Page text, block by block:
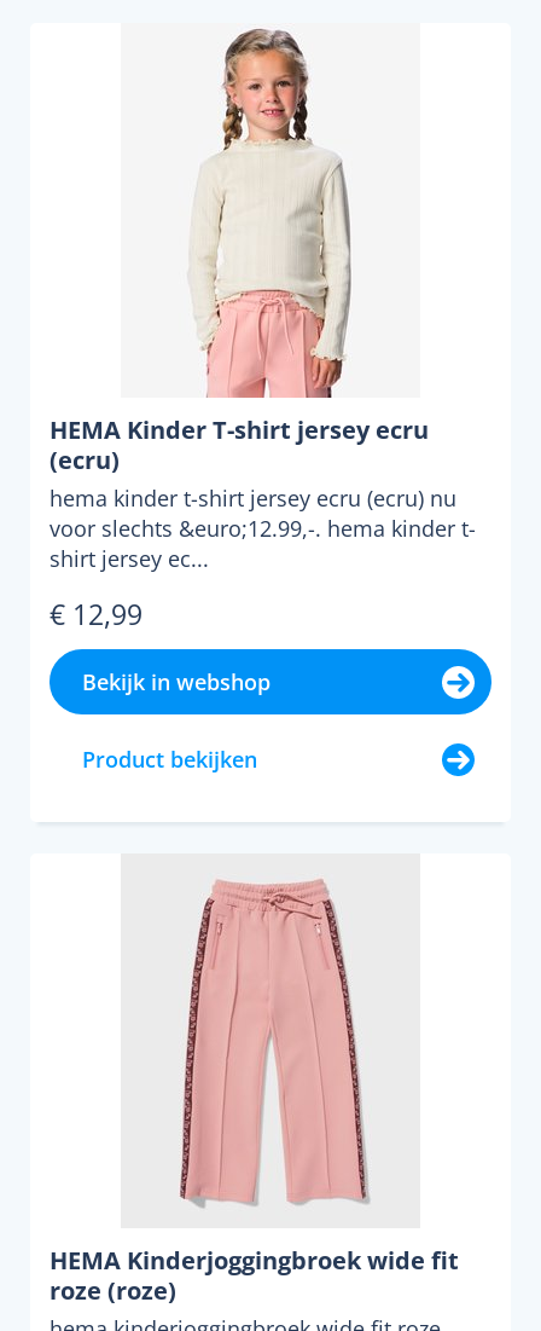
HEMA Kinder T-shirt jersey ecru
(ecru)
hema kinder t-shirt jersey ecru (ecru) nu
voor slechts &euro;12.99,-. hema kinder t-
shirt jersey ec...
€ 12,99
Bekijk in webshop
Product bekijken
HEMA Kinderjoggingbroek wide fit
roze (roze)